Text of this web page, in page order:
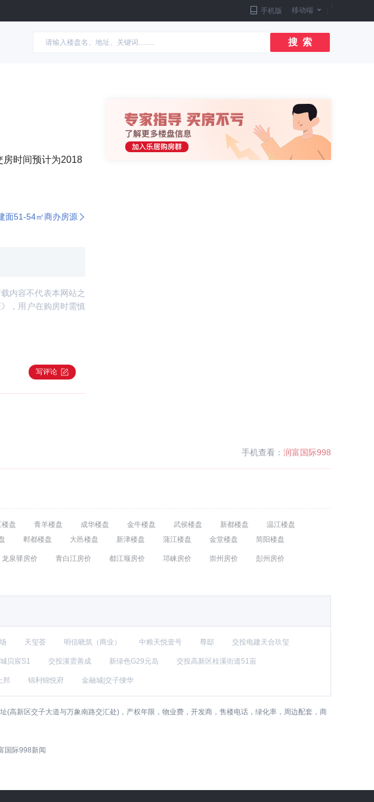
手机版 移动端
搜 索
房时间预计为2018
面51-54㎡商办房源
内容不代表本网站之
，用户在购房时需慎
写评论
手机查看： 润富国际998
楼盘 青羊楼盘 成华楼盘 金牛楼盘 武侯楼盘 新都楼盘
温江楼盘
郫都楼盘 大邑楼盘 新津楼盘 蒲江楼盘 金堂楼盘 简阳楼盘
龙泉驿房价 青白江房价 都江堰房价 邛崃房价 崇州房价
彭州房价
天玺荟 明信晓筑（商业） 中粮天悦壹号 尊邸 交投电建天合玖玺
贝宸S1 交投溪雲善成 新绿色G29元岛 交投高新区桂溪街道51亩
邦 锦利锦悦府 金融城|交子缦华
新区交子大道与万象南路交汇处)，产权年限，物业费，开发商，售楼电话，绿化率，周边配套，商
国际998新闻